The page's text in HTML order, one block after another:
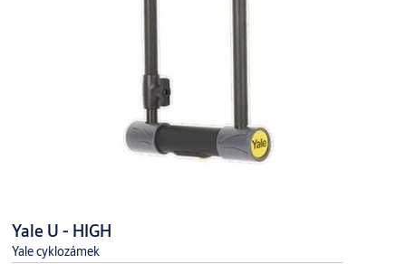
Yale U - HIGH
Yale cyklozámek